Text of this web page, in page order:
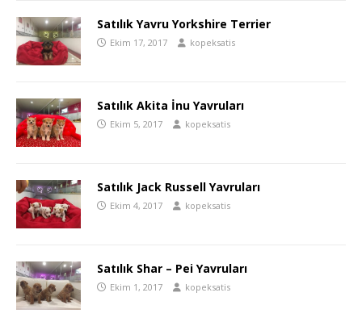
Satılık Yavru Yorkshire Terrier
Ekim 17, 2017 kopeksatis
Satılık Akita İnu Yavruları
Ekim 5, 2017 kopeksatis
Satılık Jack Russell Yavruları
Ekim 4, 2017 kopeksatis
Satılık Shar – Pei Yavruları
Ekim 1, 2017 kopeksatis